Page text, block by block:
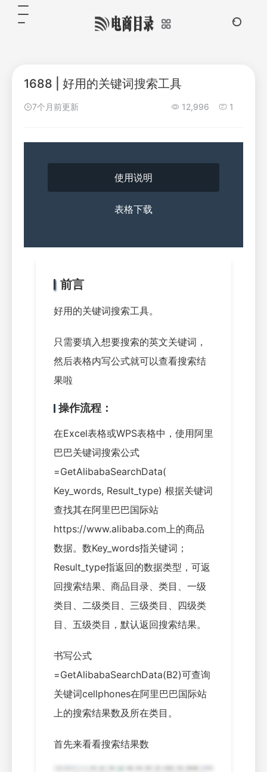
1688 | 好用的关键词搜索工具
7个月前更新 12,996 1
使用说明
表格下载
前言
好用的关键词搜索工具。
只需要填入想要搜索的英文关键词，
然后表格内写公式就可以查看搜索结
果啦
操作流程：
在Excel表格或WPS表格中，使用阿里
巴巴关键词搜索公式
=GetAlibabaSearchData(
Key_words, Result_type) 根据关键词
查找其在阿里巴巴国际站
https://www.alibaba.com上的商品
数据。数Key_words指关键词；
Result_type指返回的数据类型，可返
回搜索结果、商品目录、类目、一级
类目、二级类目、三级类目、四级类
目、五级类目，默认返回搜索结果。
书写公式
=GetAlibabaSearchData(B2)可查询
关键词cellphones在阿里巴巴国际站
上的搜索结果数及所在类目。
首先来看看搜索结果数